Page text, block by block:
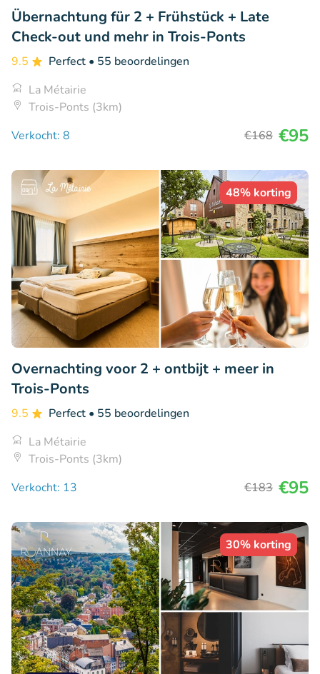
Übernachtung für 2 + Frühstück + Late
Check-out und mehr in Trois-Ponts
9.5 Perfect • 55 beoordelingen
La Métairie
Trois-Ponts (3km)
Verkocht: 8
€168 €95
48% korting
Overnachting voor 2 + ontbijt + meer in
Trois-Ponts
9.5 Perfect • 55 beoordelingen
La Métairie
Trois-Ponts (3km)
Verkocht: 13
€183 €95
30% korting